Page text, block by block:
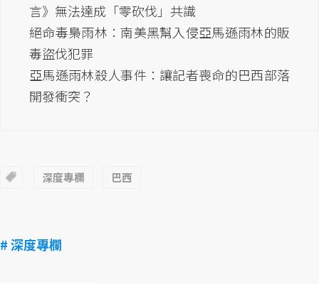
言》無法達成「零砍伐」共識
絕命毒梟雨林：南美黑幫入侵亞馬遜雨林的販
毒盜伐犯罪
亞馬遜雨林殺人事件：讓記者喪命的巴西部落
開發衝突？
深度專欄 巴西
# 深度專欄